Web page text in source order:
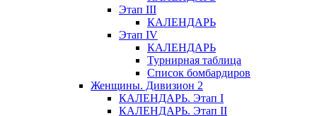
Этап III
КАЛЕНДАРЬ
Этап IV
КАЛЕНДАРЬ
Турнирная таблица
Список бомбардиров
Женщины. Дивизион 2
КАЛЕНДАРЬ. Этап I
КАЛЕНДАРЬ. Этап II